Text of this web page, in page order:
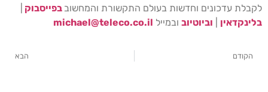
לקבלת עדכונים וחדשות בעולם התקשורת והמחשוב בפייסבוק
בלינקדאין
וביוטיוב ובמייל michael@teleco.co.il
הקודם הבא